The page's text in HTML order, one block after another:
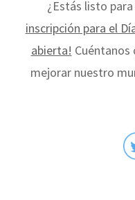
¿Estás listo
inscripción para el
abierta! Cuéntanos
mejorar nuestro